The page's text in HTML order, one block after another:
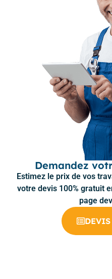
Demandez
Estimez le prix de vos
votre devis 100% gratuit
page